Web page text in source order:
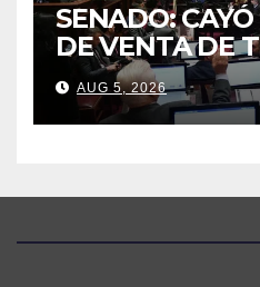
SENADO:
DE VENTA DE
LA SESIÓN
AUG 5, 2026